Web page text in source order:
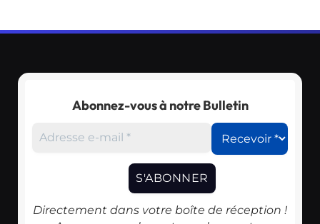
Abonnez-vous à notre Bulletin
Directement dans votre boîte de réception !